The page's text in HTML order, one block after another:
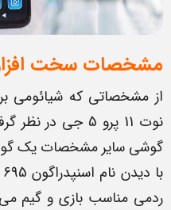
مشخصات سخت افزاری
از مشخصاتی که شیائومی
نوت 11 پرو 5 جی
گوشی سایر مشخصات یک
ردمی مناسب بازی و گیم